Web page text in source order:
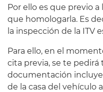
Por ello es que previo
que homologarla. Es
la inspección de la ITV
Para ello, en el
cita previa, se te
documentación
de la casa del vehículo